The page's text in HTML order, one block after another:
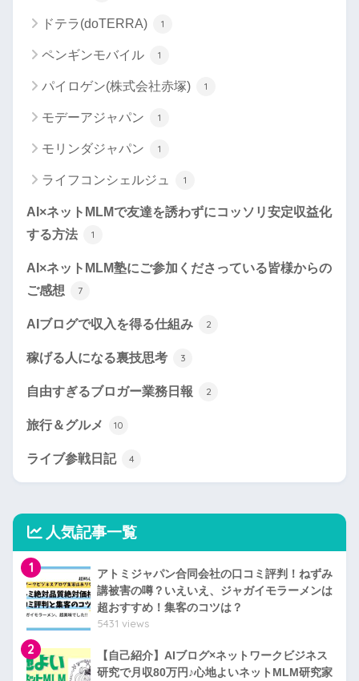
ドテラ(doTERRA) 1
ペンギンモバイル 1
パイロゲン(株式会社赤塚) 1
モデーアジャパン 1
モリンダジャパン 1
ライフコンシェルジュ 1
AI×ネットMLMで友達を誘わずにコッソリ安定収益化
する方法
1
AI×ネットMLM塾にご参加くださっている皆様からの
ご感想
7
AIブログで収入を得る仕組み 2
稼げる人になる裏技思考 3
自由すぎるブロガー業務日報 2
旅行＆グルメ 10
ライブ参戦日記 4
人気記事一覧
1
アトミジャパン合同会社の口コミ評判！ねずみ
講被害の噂？いえいえ、ジャガイモラーメンは
超おすすめ！集客のコツは？
5431 views
2
【自己紹介】AIブログ×ネットワークビジネス
研究で月収80万円♪心地よいネットMLM研究家